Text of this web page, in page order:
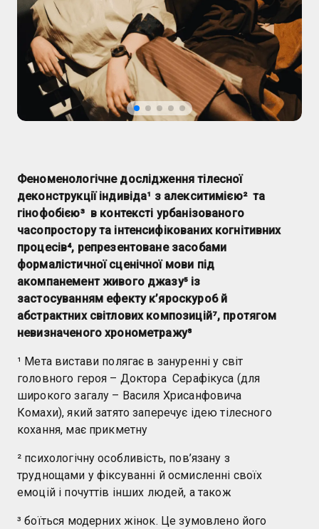
Феноменологічне дослідження тілесної
деконструкції індивіда¹ з алекситимією² та
гінофобією³ в контексті урбанізованого
часопростору та інтенсифікованих когнітивних
процесів⁴, репрезентоване засобами
формалістичної сценічної мови під
акомпанемент живого джазу⁵ із
застосуванням ефекту к’яроскуро6 й
абстрактних світлових композицій⁷, протягом
невизначеного хронометражу⁸
¹ Мета вистави полягає в зануренні у світ
головного героя – Доктора Серафікуса (для
широкого загалу – Василя Хрисанфовича
Комахи), який затято заперечує ідею тілесного
кохання, має прикметну
² психологічну особливість, пов’язану з
труднощами у фіксуванні й осмисленні своїх
емоцій і почуттів інших людей, а також
³ боїться модерних жінок. Це зумовлено його